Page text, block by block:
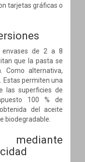
tarjetas gráficas o
envases de 2 a 8
que la pasta se
Como alternativa,
Estas permiten una
las superficies de
100 % de
del aceite
biodegradable.